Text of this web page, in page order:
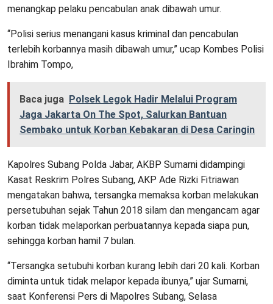
menangkap pelaku pencabulan anak dibawah umur.
“Polisi serius menangani kasus kriminal dan pencabulan
terlebih korbannya masih dibawah umur,” ucap Kombes Polisi
Ibrahim Tompo,
Baca juga Polsek Legok Hadir Melalui Program
Jaga Jakarta On The Spot, Salurkan Bantuan
Sembako untuk Korban Kebakaran di Desa Caringin
Kapolres Subang Polda Jabar, AKBP Sumarni didampingi
Kasat Reskrim Polres Subang, AKP Ade Rizki Fitriawan
mengatakan bahwa, tersangka memaksa korban melakukan
persetubuhan sejak Tahun 2018 silam dan mengancam agar
korban tidak melaporkan perbuatannya kepada siapa pun,
sehingga korban hamil 7 bulan.
“Tersangka setubuhi korban kurang lebih dari 20 kali. Korban
diminta untuk tidak melapor kepada ibunya,” ujar Sumarni,
saat Konferensi Pers di Mapolres Subang, Selasa